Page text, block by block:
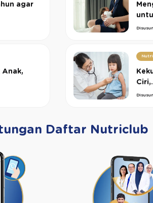
agar
Daftar Nutriclub